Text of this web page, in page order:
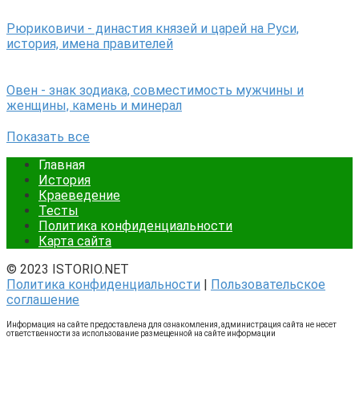
Рюриковичи - династия князей и царей на Руси,
история, имена правителей
Овен - знак зодиака, совместимость мужчины и
женщины, камень и минерал
Показать все
Главная
История
Краеведение
Тесты
Политика конфиденциальности
Карта сайта
© 2023 ISTORIO.NET
Политика конфиденциальности | Пользовательское
соглашение
Информация на сайте предоставлена для ознакомления, администрация сайта не несет
ответственности за использование размещенной на сайте информации